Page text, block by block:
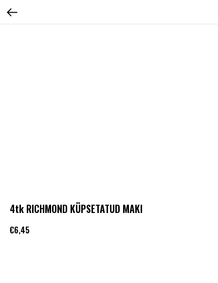
4tk RICHMOND KÜPSETATUD MAKI
€6,45